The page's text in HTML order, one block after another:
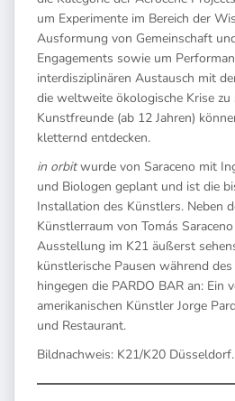
um Experimente im Bereich der
Ausformung von Gemeinschaft
Engagements sowie um
interdisziplinären Austausch mit
die weltweite ökologische Krise zu
Kunstfreunde (ab 12 Jahren)
kletternd entdecken.
in orbitwurde von Saraceno mit
und Biologen geplant und ist die
Installation des Künstlers. Neben
Künstlerraum von Tomás
Ausstellung im K21 äußerst
künstlerische Pausen während
hingegen die PARDO BAR an: Ein
amerikanischen Künstler Jorge
und Restaurant.
Bildnachweis: K21/K20 Düsseldorf.